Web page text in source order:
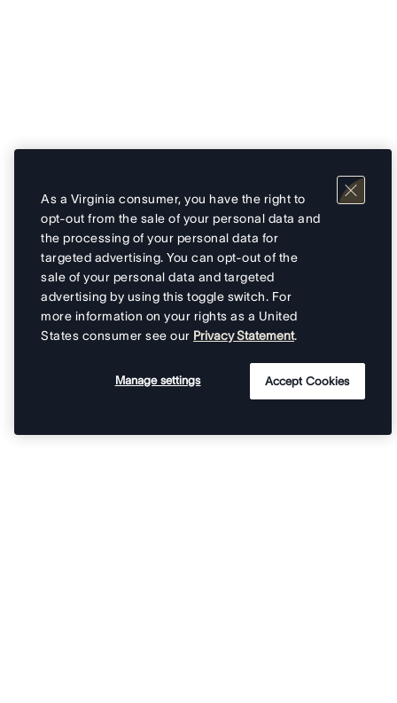
As a Virginia consumer, you have the right to
opt-out from the sale of your personal data and
the processing of your personal data for
targeted advertising. You can opt-out of the
sale of your personal data and targeted
advertising by using this toggle switch. For
more information on your rights as a United
States consumer see our Privacy Statement.
Manage settings Accept Cookies